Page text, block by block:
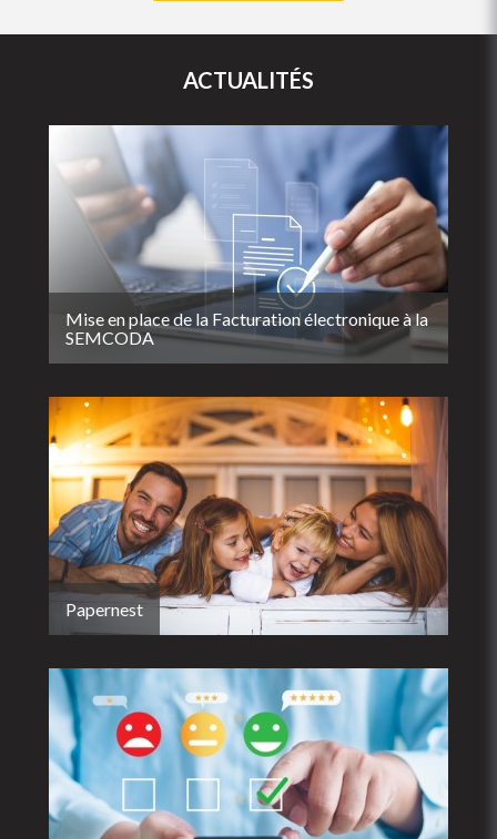
ACTUALITÉS
Mise en place de la Facturation électronique à la
SEMCODA
Papernest